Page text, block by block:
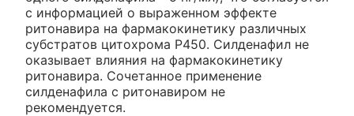
с информацией о выраженном эффекте
ритонавира на фармакокинетику различных
субстратов цитохрома Р450. Силденафил не
оказывает влияния на фармакокинетику
ритонавира. Сочетанное применение
силденафила с ритонавиром не
рекомендуется.